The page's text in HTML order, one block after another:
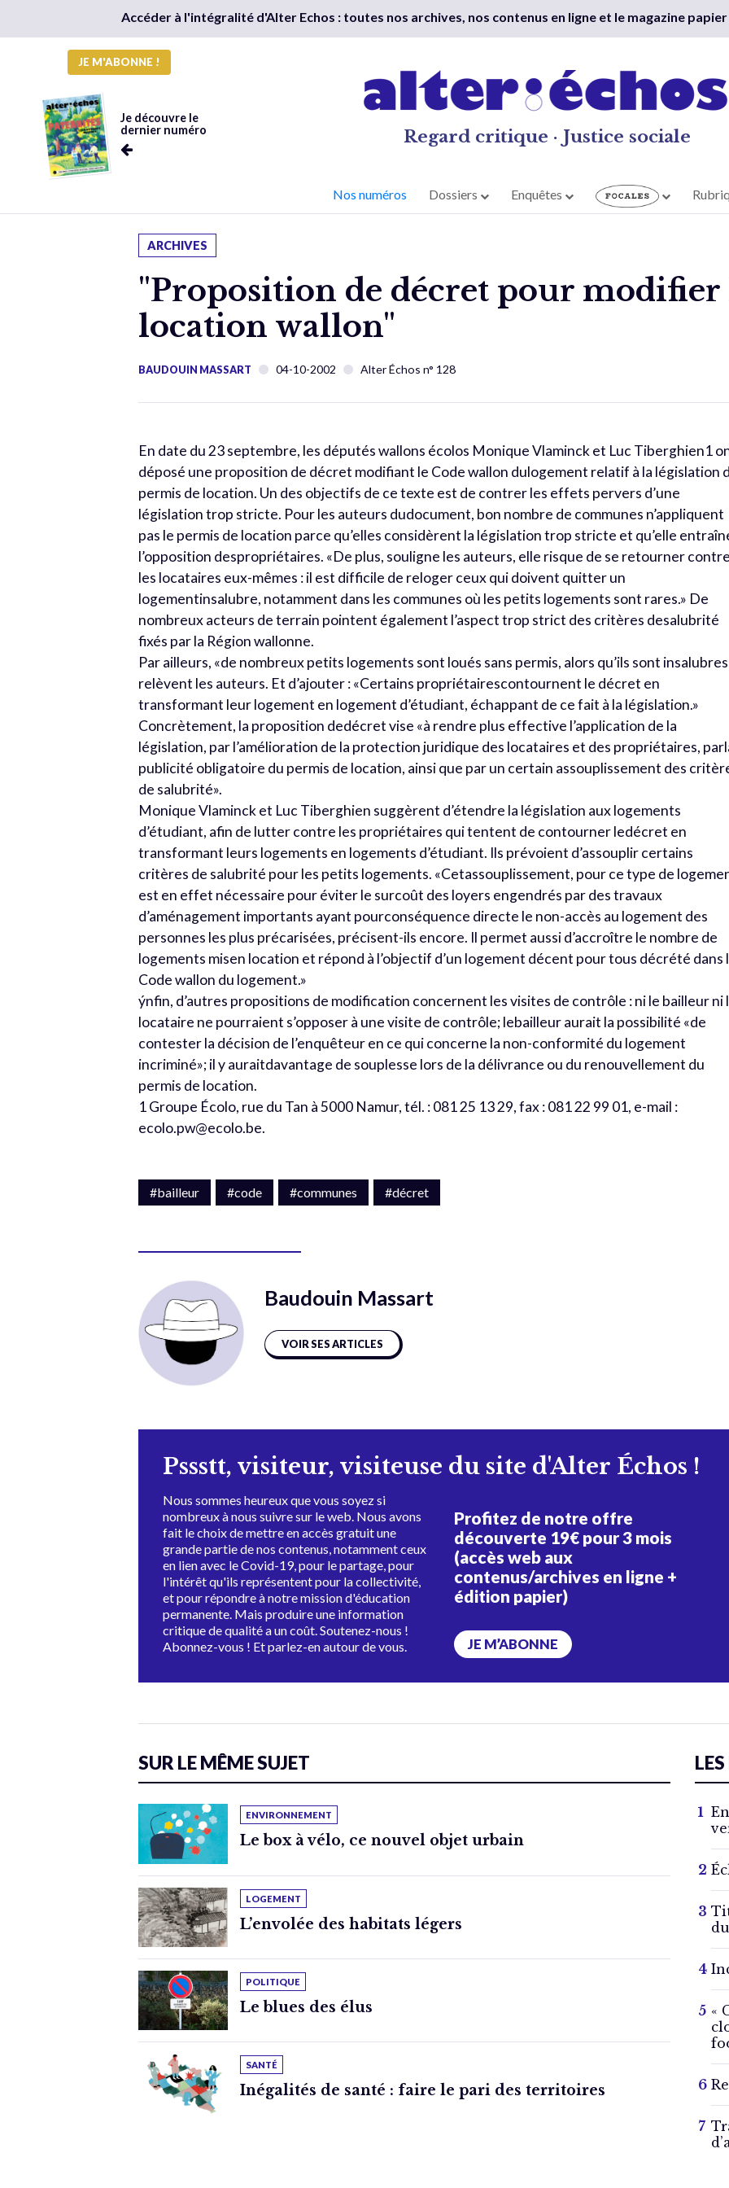
Accéder à l'intégralité d'Alter Echos : toutes nos archives, nos contenus en ligne et le magazine papier
JE M'ABONNE !
Je découvre le
dernier numéro
Regard critique · Justice sociale
Nos numéros Dossiers Enquêtes
ARCHIVES
"Proposition de décret pour modifier
location wallon"
BAUDOUIN MASSART 04-10-2002 Alter Échos n° 128
En date du 23 septembre, les députés wallons écolos Monique Vlaminck et Luc Tiberghien1
déposé une proposition de décret modifiant le Code wallon dulogement relatif à la législation
permis de location. Un des objectifs de ce texte est de contrer les effets pervers d’une
législation trop stricte. Pour les auteurs dudocument, bon nombre de communes n’appliquent
pas le permis de location parce qu’elles considèrent la législation trop stricte et qu’elle
l’opposition despropriétaires. «De plus, souligne les auteurs, elle risque de se retourner contre
les locataires eux-mêmes : il est difficile de reloger ceux qui doivent quitter un
logementinsalubre, notamment dans les communes où les petits logements sont rares.» De
nombreux acteurs de terrain pointent également l’aspect trop strict des critères desalubrité
fixés par la Région wallonne.
Par ailleurs, «de nombreux petits logements sont loués sans permis, alors qu’ils sont
relèvent les auteurs. Et d’ajouter : «Certains propriétairescontournent le décret en
transformant leur logement en logement d’étudiant, échappant de ce fait à la législation.»
Concrètement, la proposition dedécret vise «à rendre plus effective l’application de la
législation, par l’amélioration de la protection juridique des locataires et des propriétaires,
publicité obligatoire du permis de location, ainsi que par un certain assouplissement des
de salubrité».
Monique Vlaminck et Luc Tiberghien suggèrent d’étendre la législation aux logements
d’étudiant, afin de lutter contre les propriétaires qui tentent de contourner ledécret en
transformant leurs logements en logements d’étudiant. Ils prévoient d’assouplir certains
critères de salubrité pour les petits logements. «Cetassouplissement, pour ce type de
est en effet nécessaire pour éviter le surcoût des loyers engendrés par des travaux
d’aménagement importants ayant pourconséquence directe le non-accès au logement des
personnes les plus précarisées, précisent-ils encore. Il permet aussi d’accroître le nombre de
logements misen location et répond à l’objectif d’un logement décent pour tous décrété dans
Code wallon du logement.»
ýnfin, d’autres propositions de modification concernent les visites de contrôle : ni le bailleur ni
locataire ne pourraient s’opposer à une visite de contrôle; lebailleur aurait la possibilité «de
contester la décision de l’enquêteur en ce qui concerne la non-conformité du logement
incriminé»; il y auraitdavantage de souplesse lors de la délivrance ou du renouvellement du
permis de location.
1 Groupe Écolo, rue du Tan à 5000 Namur, tél. : 081 25 13 29, fax : 081 22 99 01, e-mail :
ecolo.pw@ecolo.be.
#bailleur #code #communes #décret
Baudouin Massart
VOIR SES ARTICLES
Pssstt, visiteur, visiteuse du site d'Alter Échos !
Nous sommes heureux que vous soyez si
nombreux à nous suivre sur le web. Nous avons
fait le choix de mettre en accès gratuit une
grande partie de nos contenus, notamment ceux
en lien avec le Covid-19, pour le partage, pour
l'intérêt qu'ils représentent pour la collectivité,
et pour répondre à notre mission d'éducation
permanente. Mais produire une information
critique de qualité a un coût. Soutenez-nous !
Abonnez-vous ! Et parlez-en autour de vous.
Profitez de notre offre
découverte 19€ pour 3 mois
(accès web aux
contenus/archives en ligne +
édition papier)
JE M’ABONNE
SUR LE MÊME SUJET
ENVIRONNEMENT
Le box à vélo, ce nouvel objet urbain
LOGEMENT
L’envolée des habitats légers
POLITIQUE
Le blues des élus
SANTÉ
Inégalités de santé : faire le pari des territoires
«